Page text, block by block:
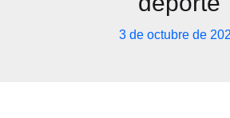
3 de octubre de